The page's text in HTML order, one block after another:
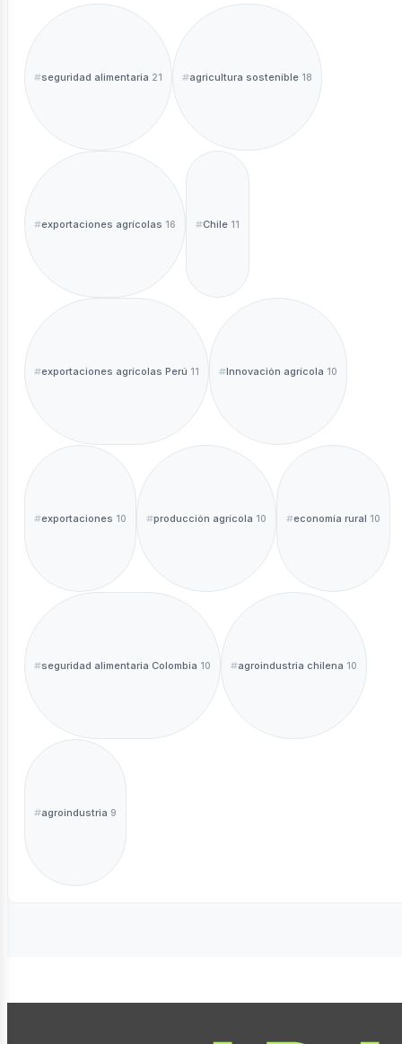
seguridad alimentaria 21 agricultura sostenible 18
exportaciones agrícolas 16 Chile 11
exportaciones agrícolas Perú 11 Innovación agrícola 10
exportaciones 10 producción agrícola 10 economía rural 10
seguridad alimentaria Colombia 10 agroindustria chilena 10
agroindustria 9